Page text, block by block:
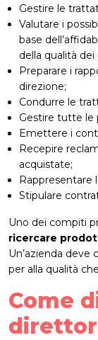
Gestire le
Valutare i
base
della qualità
Preparare i
direzione;
Condurre le
Gestire tutte le
Emettere i
Recepire
acquistate;
Rappresentare
Stipulare
Uno dei compiti
ricercare
Un’azienda deve
per alla qualità
Come